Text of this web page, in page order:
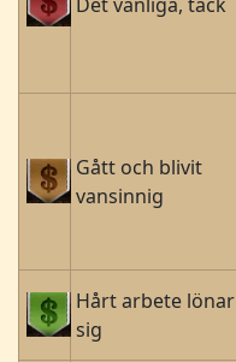
Gått och blivit
vansinnig
Hårt arbete lönar
sig